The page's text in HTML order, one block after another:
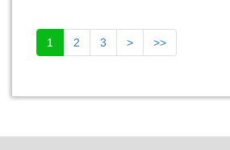
1 2 3 > >>